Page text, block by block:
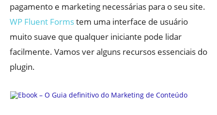
pagamento e marketing necessárias para o seu site.
WP Fluent Formstem uma interface de usuário
muito suave que qualquer iniciante pode lidar
facilmente. Vamos ver alguns recursos essenciais do
plugin.